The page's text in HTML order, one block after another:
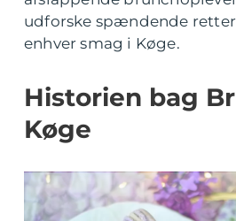
udforske spændende
enhver smag i Køge.
Historien bag
Køge